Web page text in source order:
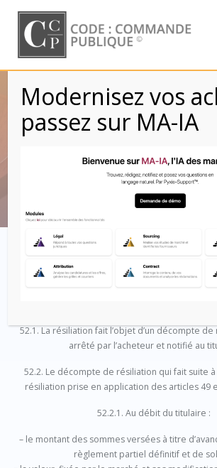
to
content
CCAG TIC
Article 52
Code : Commande Publique
Article 52 –
résiliation
52.1. La résiliation fait l’objet d’un décompte
arrêté par l’acheteur et notifié au
52.2. Le décompte de résiliation qui fait suite
résiliation prise en application des articles 49
52.2.1. Au débit du titulaire :
– le montant des sommes versées à titre
règlement partiel définitif et de
Modernisez vos
passez sur MA-IA